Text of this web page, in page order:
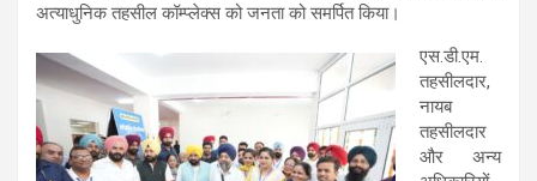
अत्याधुनिक तहसील कॉम्प्लेक्स को जनता को समर्पित किया।
एस.डी.एम.
तहसीलदार,
नायब
तहसीलदार
और अन्य